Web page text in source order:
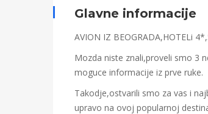
06-
17T00:06:43+00:00
Glavne informacije
AVION IZ BEOGRADA,HOTELi
Mozda niste znali,proveli smo 3
moguce informacije iz prve ruke.
Takodje,ostvarili smo za vas i
upravo na ovoj popularnoj